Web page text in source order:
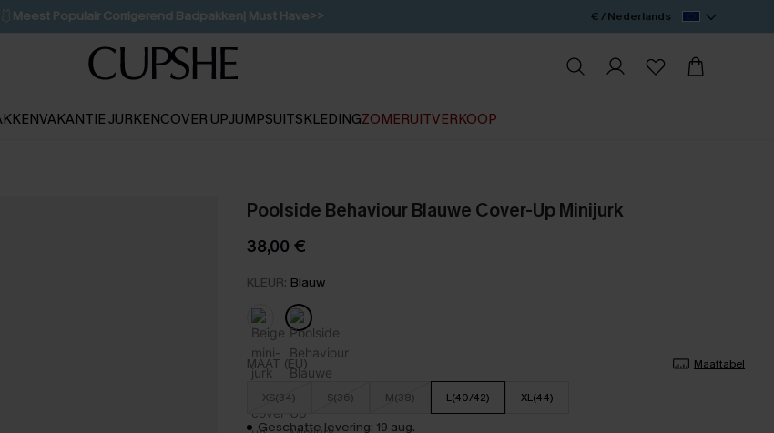
🩱 Meest Populair Corrigerend Badpakken| Must Have>>
💌Abonneer je & ontvang tot 15% korting>>
Koop 3, krijg 15% korting | CODE: SW15
€ / Nederlands
VAKANTIE JURKENCOVER UPJUMPSUITSKLEDINGZOMERUITVERKOOP
Poolside Behaviour Blauwe Cover-Up Minijurk
38,00 €
KLEUR: Blauw
MAAT (EU) Maattabel
XS(34) S(36) M(38) L(40/42) XL(44)
Geschatte levering: 19 aug.